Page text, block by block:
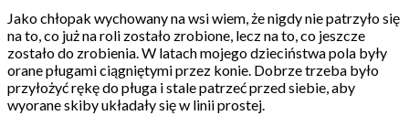
Jako chłopak wychowany na wsi wiem, że nigdy nie patrzyło się
na to, co już na roli zostało zrobione, lecz na to, co jeszcze
zostało do zrobienia. W latach mojego dzieciństwa pola były
orane pługami ciągniętymi przez konie. Dobrze trzeba było
przyłożyć rękę do pługa i stale patrzeć przed siebie, aby
wyorane skiby układały się w linii prostej.